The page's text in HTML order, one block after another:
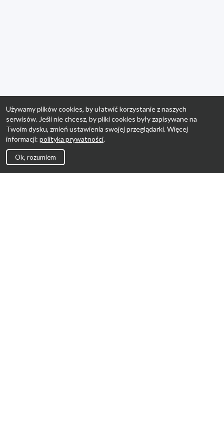
Używamy plików cookies, by ułatwić korzystanie z naszych
serwisów. Jeśli nie chcesz, by pliki cookies były zapisywane na
Twoim dysku, zmień ustawienia swojej przeglądarki. Więcej
informacji: polityka prywatności.
Ok, rozumiem